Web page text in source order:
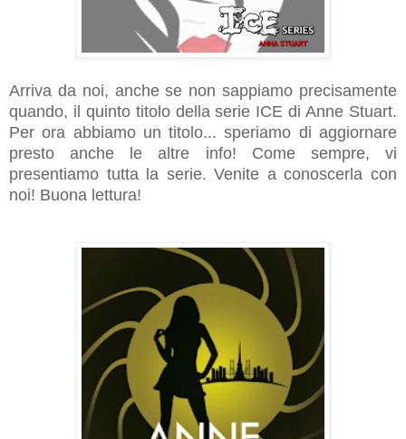
Arriva da noi, anche se non sappiamo precisamente
quando, il quinto titolo della serie ICE di Anne Stuart.
Per ora abbiamo un titolo... speriamo di aggiornare
presto anche le altre info! Come sempre, vi
presentiamo tutta la serie. Venite a conoscerla con
noi! Buona lettura!